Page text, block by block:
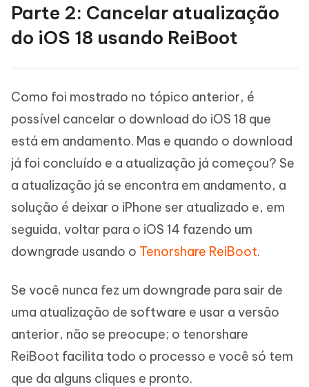
Parte 2: Cancelar atualização
do iOS 18 usando ReiBoot
Como foi mostrado no tópico anterior, é
possível cancelar o download do iOS 18 que
está em andamento. Mas e quando o download
já foi concluído e a atualização já começou? Se
a atualização já se encontra em andamento, a
solução é deixar o iPhone ser atualizado e, em
seguida, voltar para o iOS 14 fazendo um
downgrade usando o Tenorshare ReiBoot.
Se você nunca fez um downgrade para sair de
uma atualização de software e usar a versão
anterior, não se preocupe; o tenorshare
ReiBoot facilita todo o processo e você só tem
que da alguns cliques e pronto.